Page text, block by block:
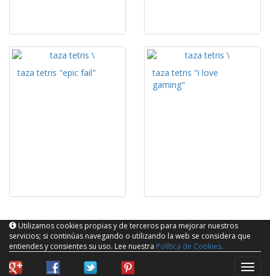
taza tetris "epic fail"
taza tetris "i love
gaming"
Utilizamos cookies propias y de terceros para mejorar nuestros
servicios; si continúas navegando o utilizando la web se considera que
entiendes y consientes su uso. Lee nuestra Política de Cookies.